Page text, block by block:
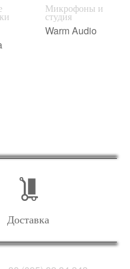
Микрофоны и
студия
Warm Audio
Доставка